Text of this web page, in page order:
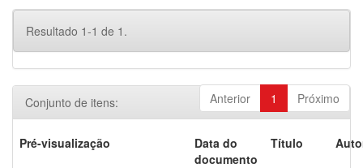
Resultado 1-1 de 1.
Anterior 1 Próximo
Conjunto de itens:
Pré-visualização
Data do
documento
Título